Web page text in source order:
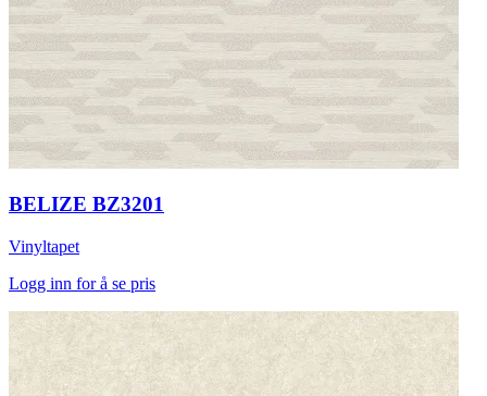
BELIZE BZ3201
Vinyltapet
Logg inn for å se pris